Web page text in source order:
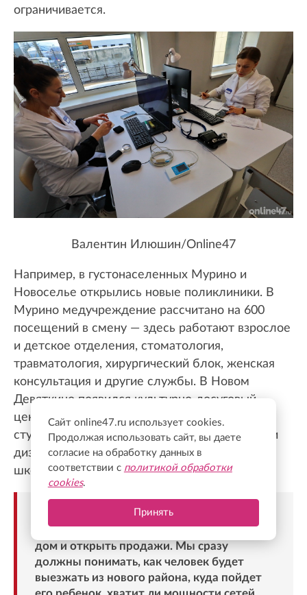
ограничивается.
Валентин Илюшин/Online47
Например, в густонаселенных Мурино и
Новоселье открылись новые поликлиники. В
Мурино медучреждение рассчитано на 600
посещений в смену — здесь работают взрослое
и детское отделения, стоматология,
травматология, хирургический блок, женская
консультация и другие службы. В Новом
Девяткино появился культурно-досуговый
центр «Рондо» — с театром на 600 зрителей,
студиями для занятий музыкой, рисованием и
дизайном, залами для хореографии и спорта,
школой раннего развития.
«За это время изменился и сам взгляд на
стройку. Сегодня недостаточно поставить
дом и открыть продажи. Мы сразу
должны понимать, как человек будет
выезжать из нового района, куда пойдет
Сайт online47.ru использует cookies.
Продолжая использовать сайт, вы даете
согласие на обработку данных в
соответствии с политикой обработки
cookies.
Принять